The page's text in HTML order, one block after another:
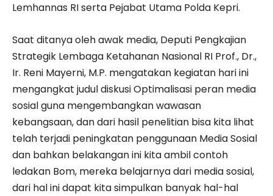
Lemhannas RI serta Pejabat Utama Polda Kepri.
Saat ditanya oleh awak media, Deputi Pengkajian
Strategik Lembaga Ketahanan Nasional RI Prof., Dr.,
Ir. Reni Mayerni, M.P. mengatakan kegiatan hari ini
mengangkat judul diskusi Optimalisasi peran media
sosial guna mengembangkan wawasan
kebangsaan, dan dari hasil penelitian bisa kita lihat
telah terjadi peningkatan penggunaan Media Sosial
dan bahkan belakangan ini kita ambil contoh
ledakan Bom, mereka belajarnya dari media sosial,
dari hal ini dapat kita simpulkan banyak hal-hal